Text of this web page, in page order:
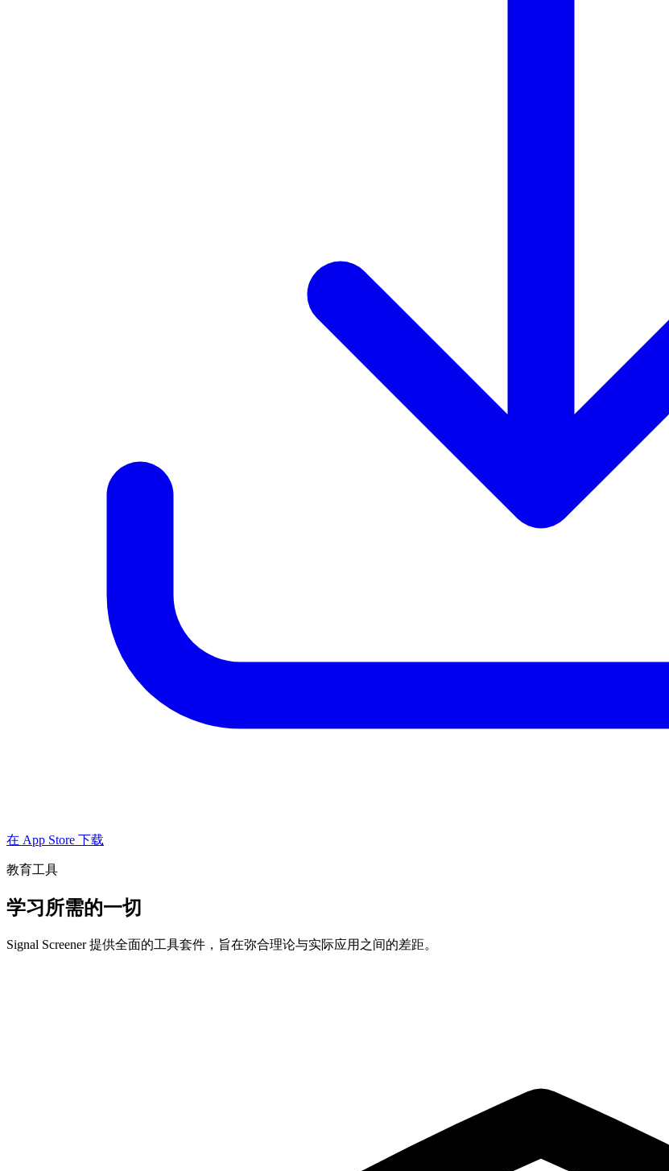
在 App Store 下载
教育工具
学习所需的一切
Signal Screener 提供全面的工具套件，旨在弥合理论与实际应用之间的差距。